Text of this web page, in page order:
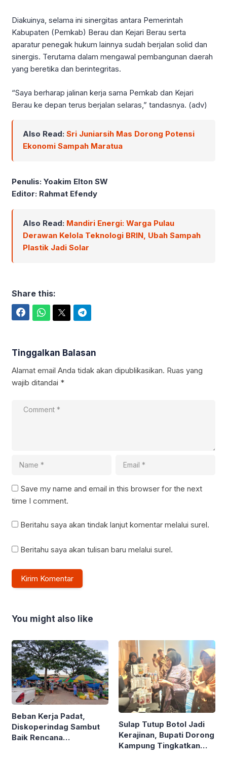
Diakuinya, selama ini sinergitas antara Pemerintah
Kabupaten (Pemkab) Berau dan Kejari Berau serta
aparatur penegak hukum lainnya sudah berjalan solid dan
sinergis. Terutama dalam mengawal pembangunan daerah
yang beretika dan berintegritas.
“Saya berharap jalinan kerja sama Pemkab dan Kejari
Berau ke depan terus berjalan selaras,” tandasnya. (adv)
Also Read: Sri Juniarsih Mas Dorong Potensi
Ekonomi Sampah Maratua
Penulis: Yoakim Elton SW
Editor: Rahmat Efendy
Also Read: Mandiri Energi: Warga Pulau
Derawan Kelola Teknologi BRIN, Ubah Sampah
Plastik Jadi Solar
Share this:
Tinggalkan Balasan
Alamat email Anda tidak akan dipublikasikan. Ruas yang
wajib ditandai *
Save my name and email in this browser for the next
time I comment.
Beritahu saya akan tindak lanjut komentar melalui surel.
Beritahu saya akan tulisan baru melalui surel.
You might also like
Beban Kerja Padat,
Diskoperindag Sambut
Baik Rencana
Sulap Tutup Botol Jadi
Kerajinan, Bupati Dorong
Kampung Tingkatkan